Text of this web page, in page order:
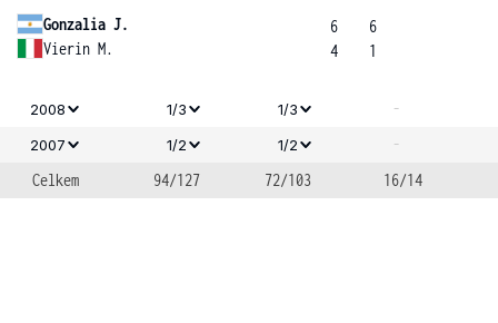
Gonzalia J.
Vierin M.
6
4
6
1
2008 1/3 1/3 -
2007 1/2 1/2
-
Celkem
94/127 72/103 16/14